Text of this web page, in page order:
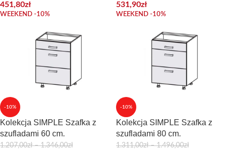
451,80zł
WEEKEND -10%
531,90zł
WEEKEND -10%
-10%
Kolekcja SIMPLE Szafka z
szufladami 60 cm.
1.207,00zł – 1.346,00zł
-10%
Kolekcja SIMPLE Szafka z
szufladami 80 cm.
1.311,00zł – 1.496,00zł